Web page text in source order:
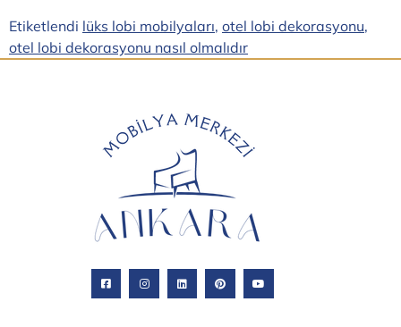
Etiketlendi lüks lobi mobilyaları, otel lobi dekorasyonu,
otel lobi dekorasyonu nasıl olmalıdır